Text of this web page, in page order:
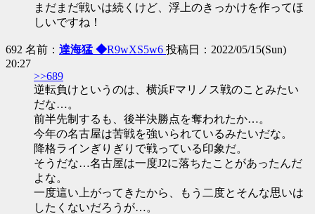
まだまだ戦いは続くけど、浮上のきっかけを作ってほ
しいですね！
692 名前： 達海猛 ◆R9wXS5w6 投稿日：2022/05/15(Sun)
20:27
>>689
逆転負けというのは、横浜Fマリノス戦のことみたい
だな…。
前半先制するも、後半決勝点を奪われたか…。
今年の名古屋は苦戦を強いられているみたいだな。
降格ラインぎりぎりで戦っている印象だ。
そうだな…名古屋は一度J2に落ちたことがあったんだ
よな。
一度這い上がってきたから、もう二度とそんな思いは
したくないだろうが…。